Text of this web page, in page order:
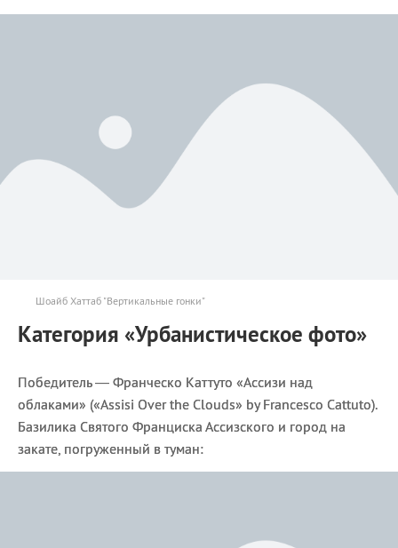
Шоайб Хаттаб "Вертикальные гонки"
Категория «Урбанистическое фото»
Победитель — Франческо Каттуто «Ассизи над
облаками» («Assisi Over the Clouds» by Francesco Cattuto).
Базилика Святого Франциска Ассизского и город на
закате, погруженный в туман: